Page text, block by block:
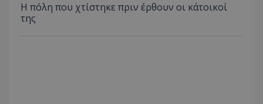
Η πόλη που χτίστηκε πριν έρθουν οι κάτοικοί
της